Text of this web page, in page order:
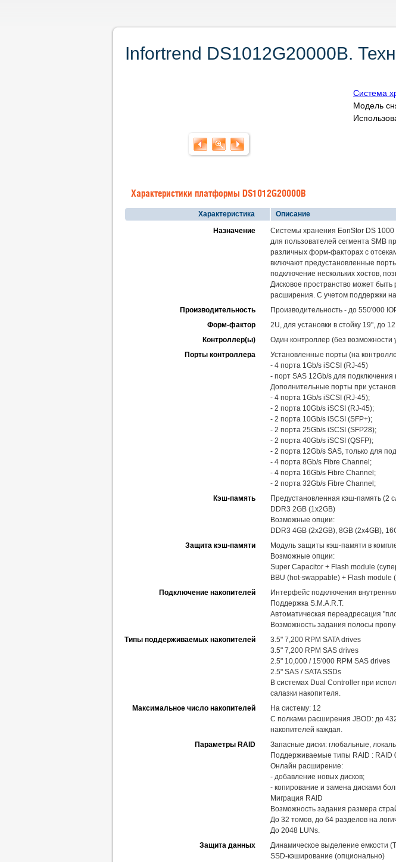
Infortrend DS1012G20000B.
Система
Модель
Характеристики платформы DS1012G20000B
Характеристика
Описание
Назначение
Системы хранения EonStor DS
для пользователей сегмента SMB
различных форм-факторах с
включают предустановленные
подключение нескольких хостов,
Дисковое пространство может
расширения. С учетом поддержки
Производительность
Производительность - до 550'000
Форм-фактор
2U, для установки в стойку 19", до
Контроллер(ы)
Один контроллер (без возможности
Порты контроллера
Установленные порты (на
- 4 порта 1Gb/s iSCSI (RJ-45)
- порт SAS 12Gb/s для
Дополнительные порты при
- 4 порта 1Gb/s iSCSI (RJ-45);
- 2 порта 10Gb/s iSCSI (RJ-45);
- 2 порта 10Gb/s iSCSI (SFP+);
- 2 порта 25Gb/s iSCSI (SFP28);
- 2 порта 40Gb/s iSCSI (QSFP);
- 2 порта 12Gb/s SAS, только для
- 4 порта 8Gb/s Fibre Channel;
- 4 порта 16Gb/s Fibre Channel;
- 2 порта 32Gb/s Fibre Channel;
Кэш-память
Предустановленная кэш-память (2
DDR3 2GB (1x2GB)
Возможные опции:
DDR3 4GB (2x2GB), 8GB (2x4GB),
Защита кэш-памяти
Модуль защиты кэш-памяти в
Возможные опции:
Super Capacitor + Flash module
BBU (hot-swappable) + Flash
Подключение накопителей
Интерфейс подключения
Поддержка S.M.A.R.T.
Автоматическая переадресация
Возможность задания полосы
Типы поддерживаемых накопителей
3.5" 7,200 RPM SATA drives
3.5" 7,200 RPM SAS drives
2.5" 10,000 / 15'000 RPM SAS drives
2.5" SAS / SATA SSDs
В системах Dual Controller при
салазки накопителя.
Максимальное число накопителей
На систему: 12
С полками расширения JBOD: до
накопителей каждая.
Параметры RAID
Запасные диски: глобальные,
Поддерживаемые типы RAID : RAID
Онлайн расширение:
- добавление новых дисков;
- копирование и замена дисками
Миграция RAID
Возможность задания размера
До 32 томов, до 64 разделов на
До 2048 LUNs.
Защита данных
Динамическое выделение емкости
SSD-кэширование (опционально)